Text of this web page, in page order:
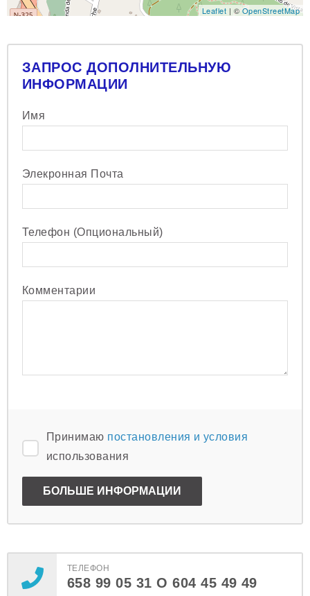
Leaflet | ©OpenStreetMap
ЗАПРОС ДОПОЛНИТЕЛЬНУЮ
ИНФОРМАЦИИ
Имя
Элекронная Почта
Телефон (Опциональный)
Комментарии
Принимаю постановления и условия
использования
ТЕЛЕФОН
658 99 05 31 O 604 45 49 49